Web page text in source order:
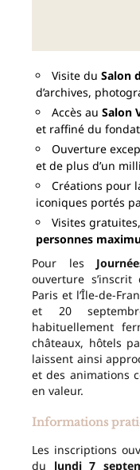
Visite du Salon
d’archives,
Accès au Salon
et raffiné du
Ouverture
et de plus d’un
Créations pour
iconiques portés
Visites
personnes
Pour les
ouverture
Paris et l’Île-de-
et 20
habituellement
châteaux, hôtels
laissent ainsi
et des animations
en valeur.
Informations
Les inscriptions
du lundi 7